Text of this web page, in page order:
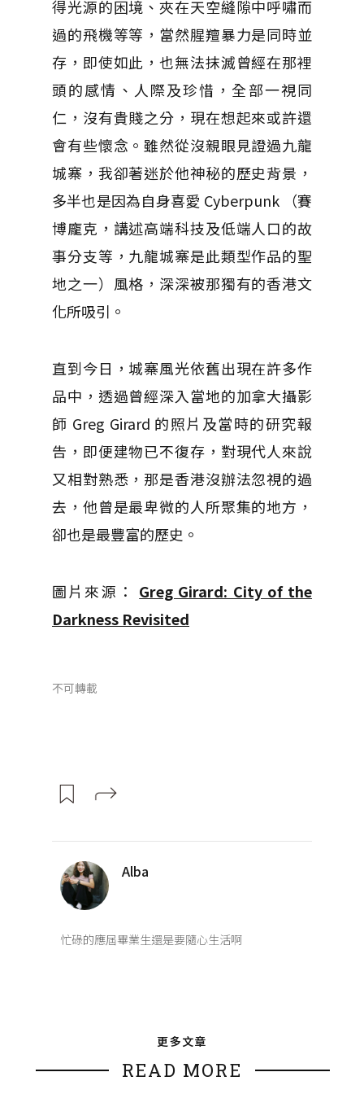
得光源的困境、夾在天空縫隙中呼嘯而
過的飛機等等，當然腥羶暴力是同時並
存，即使如此，也無法抹滅曾經在那裡
頭的感情、人際及珍惜，全部一視同
仁，沒有貴賤之分，現在想起來或許還
會有些懷念。雖然從沒親眼見證過九龍
城寨，我卻著迷於他神秘的歷史背景，
多半也是因為自身喜愛 Cyberpunk （賽
博龐克，講述高端科技及低端人口的故
事分支等，九龍城寨是此類型作品的聖
地之一）風格，深深被那獨有的香港文
化所吸引。
直到今日，城寨風光依舊出現在許多作
品中，透過曾經深入當地的加拿大攝影
師 Greg Girard 的照片及當時的研究報
告，即便建物已不復存，對現代人來說
又相對熟悉，那是香港沒辦法忽視的過
去，他曾是最卑微的人所聚集的地方，
卻也是最豐富的歷史。
圖片來源： Greg Girard: City of the
Darkness Revisited
不可轉載
Alba
忙碌的應屆畢業生還是要隨心生活啊
更多文章
READ MORE